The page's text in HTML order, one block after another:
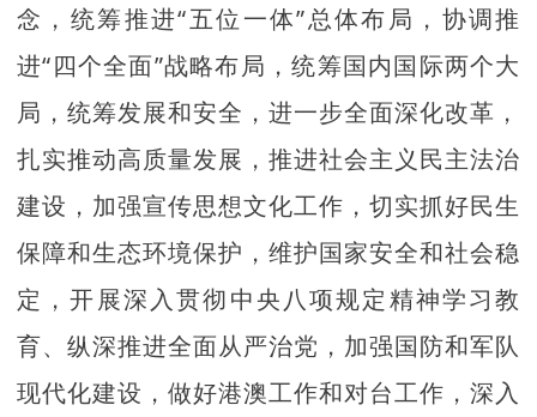
念，统筹推进“五位一体”总体布局，协调推
进“四个全面”战略布局，统筹国内国际两个大
局，统筹发展和安全，进一步全面深化改革，
扎实推动高质量发展，推进社会主义民主法治
建设，加强宣传思想文化工作，切实抓好民生
保障和生态环境保护，维护国家安全和社会稳
定，开展深入贯彻中央八项规定精神学习教
育、纵深推进全面从严治党，加强国防和军队
现代化建设，做好港澳工作和对台工作，深入